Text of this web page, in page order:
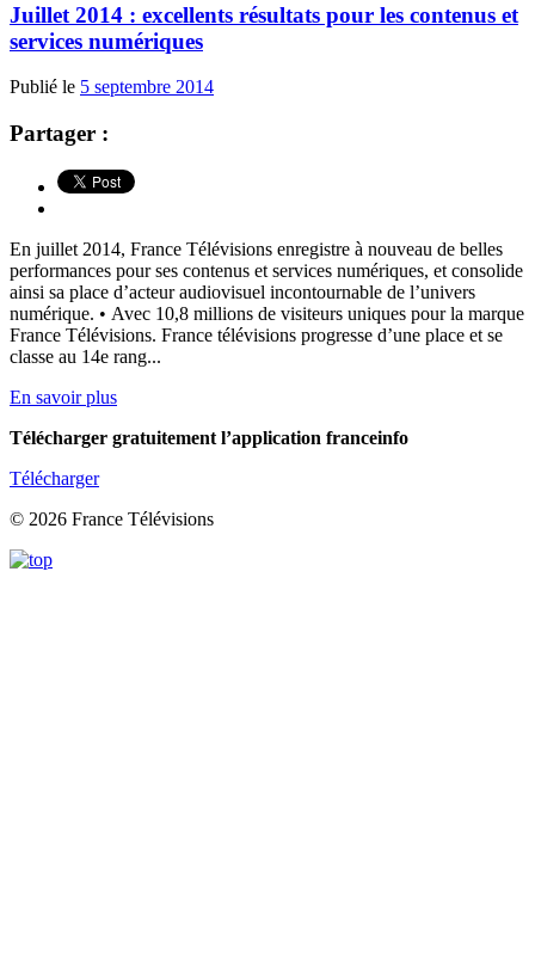
Juillet 2014 : excellents résultats pour les contenus et
services numériques
Publié le 5 septembre 2014
Partager :
En juillet 2014, France Télévisions enregistre à nouveau de belles
performances pour ses contenus et services numériques, et consolide
ainsi sa place d’acteur audiovisuel incontournable de l’univers
numérique. • Avec 10,8 millions de visiteurs uniques pour la marque
France Télévisions. France télévisions progresse d’une place et se
classe au 14e rang...
En savoir plus
Télécharger gratuitement l’application franceinfo
Télécharger
© 2026 France Télévisions